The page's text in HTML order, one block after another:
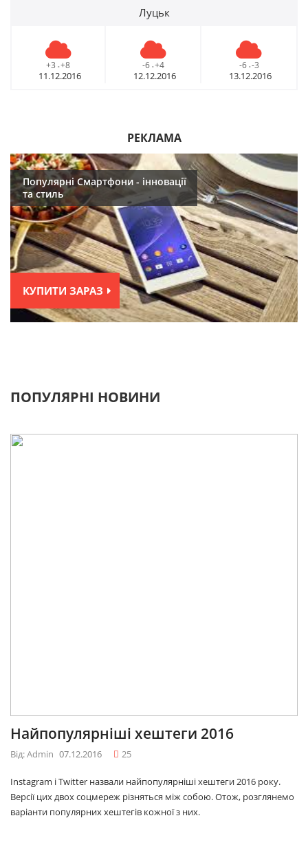
Луцьк
+3 - +8
11.12.2016
-6 - +4
12.12.2016
-6 - -3
13.12.2016
РЕКЛАМА
Популярні Смартфони - інновації
та стиль
КУПИТИ ЗАРАЗ
ПОПУЛЯРНІ НОВИНИ
Найпопулярніші хештеги 2016
Від: Admin 07.12.2016 25
Instagram і Twitter назвали найпопулярніші хештеги 2016 року.
Версії цих двох соцмереж різняться між собою. Отож, розглянемо
варіанти популярних хештегів кожної з них.